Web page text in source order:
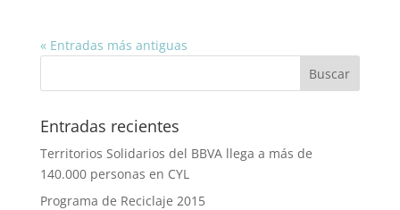
« Entradas más antiguas
Entradas recientes
Territorios Solidarios del BBVA llega a más de
140.000 personas en CYL
Programa de Reciclaje 2015